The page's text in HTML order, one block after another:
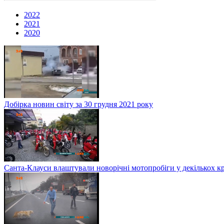
2022
2021
2020
Добірка новин світу за 30 грудня 2021 року
Санта-Клауси влаштували новорічні мотопробіги у декількох